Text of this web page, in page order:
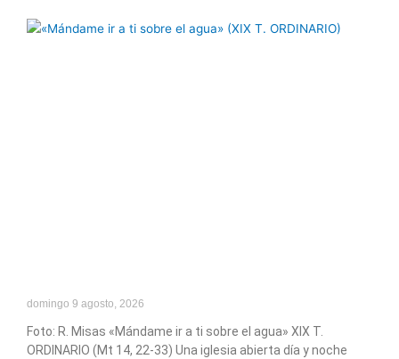
domingo 9 agosto, 2026
Foto: R. Misas «Mándame ir a ti sobre el agua» XIX T.
ORDINARIO (Mt 14, 22-33) Una iglesia abierta día y noche
PáginaPáginaPáginaPáginaPágina